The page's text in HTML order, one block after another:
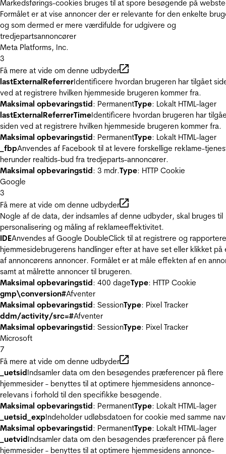
Markedsførings-cookies bruges til at spore besøgende på
Formålet er at vise annoncer der er relevante for den enkelte
og som dermed er mere værdifulde for udgivere og
tredjepartsannoncører
Meta Platforms, Inc.
3
Få mere at vide om denne udbyder
lastExternalReferrerIdentificere hvordan brugeren har tilgået
ved at registrere hvilken hjemmeside brugeren kommer fra.
Maksimal opbevaringstid: PermanentType: Lokalt HTML-lager
lastExternalReferrerTimeIdentificere hvordan brugeren har
siden ved at registrere hvilken hjemmeside brugeren kommer fra.
Maksimal opbevaringstid: PermanentType: Lokalt HTML-lager
_fbpAnvendes af Facebook til at levere forskellige reklame-
herunder realtids-bud fra tredjeparts-annoncører.
Maksimal opbevaringstid: 3 mdr.Type: HTTP Cookie
Google
3
Få mere at vide om denne udbyder
Nogle af de data, der indsamles af denne udbyder, skal bruges til
personalisering og måling af reklameeffektivitet.
IDEAnvendes af Google DoubleClick til at registrere og
hjemmesidebrugerens handlinger efter at have set eller klikket på
af annoncørens annoncer. Formålet er at måle effekten af en
samt at målrette annoncer til brugeren.
Maksimal opbevaringstid: 400 dageType: HTTP Cookie
gmp\conversion#Afventer
Maksimal opbevaringstid: SessionType: Pixel Tracker
ddm/activity/src=#Afventer
Maksimal opbevaringstid: SessionType: Pixel Tracker
Microsoft
7
Få mere at vide om denne udbyder
_uetsidIndsamler data om den besøgendes præferencer på flere
hjemmesider - benyttes til at optimere hjemmesidens annonce-
relevans i forhold til den specifikke besøgende.
Maksimal opbevaringstid: PermanentType: Lokalt HTML-lager
_uetsid_expIndeholder udløbsdatoen for cookie med samme
Maksimal opbevaringstid: PermanentType: Lokalt HTML-lager
_uetvidIndsamler data om den besøgendes præferencer på flere
hjemmesider - benyttes til at optimere hjemmesidens annonce-